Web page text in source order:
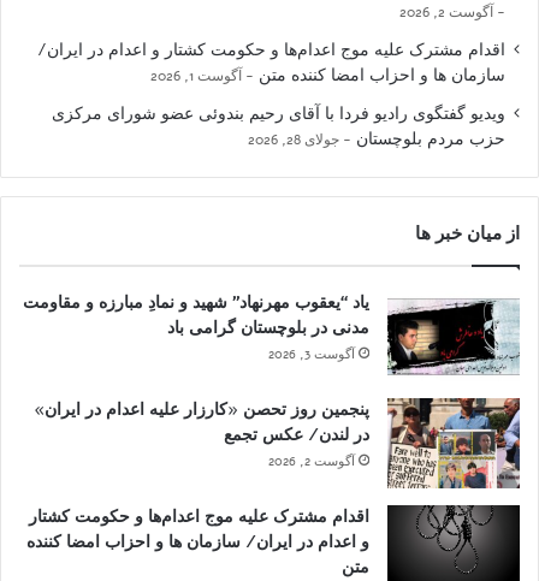
آگوست 2, 2026
اقدام مشترک علیه موج اعدام‌ها و حکومت کشتار و اعدام در ایران/
سازمان ها و احزاب امضا کننده متن
آگوست 1, 2026
ویدیو گفتگوی رادیو فردا با آقای رحیم بندوئی عضو شورای مرکزی
حزب مردم بلوچستان
جولای 28, 2026
از میان خبر ها
یاد “یعقوب مهرنهاد” شهید و نمادِ مبارزه و مقاومت
مدنی در بلوچستان گرامی باد
آگوست 3, 2026
پنجمین روز تحصن «کارزار علیه اعدام در ایران»
در لندن/ عکس تجمع
آگوست 2, 2026
اقدام مشترک علیه موج اعدام‌ها و حکومت کشتار
و اعدام در ایران/ سازمان ها و احزاب امضا کننده
متن